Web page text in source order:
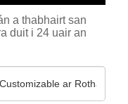
a thabhairt san
duit i 24 uair an